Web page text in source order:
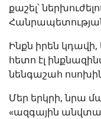
քաշել՝
Հանրապետության
Ինքն իրեն
հետո էլ
նենգաշահ
Մեր երկրի, նրա
«ազգային